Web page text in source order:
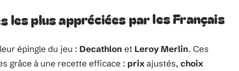
les plus appréciées par les Français
épingle du jeu : Decathlon et Leroy Merlin. Ces
grâce à une recette efficace : prixajustés, choix